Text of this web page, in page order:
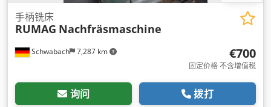
Schwabach 7,287 km
手柄铣床
RUMAG Nachfräsmaschine
€700
固定价格 不含增值税
询问 拨打